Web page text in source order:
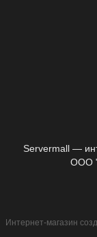
Servermall —
ООО
Интернет-магазин